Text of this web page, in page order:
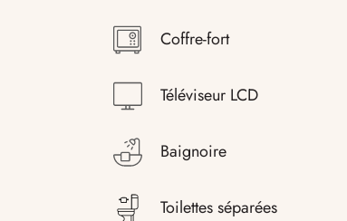
Coffre-fort
Téléviseur LCD
Baignoire
Toilettes séparées